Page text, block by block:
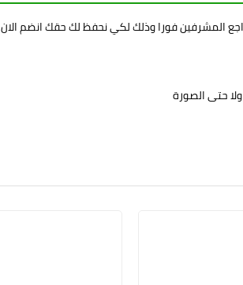
المشرفين فورا وذلك لكي نحفظ لك حقك انضم الان
حتى الصورة